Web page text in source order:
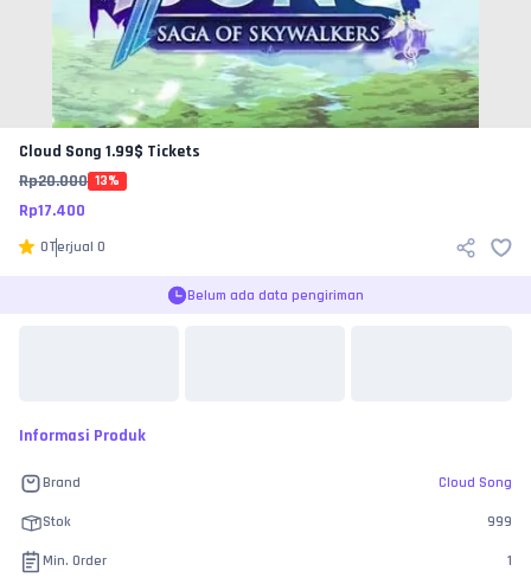
Cloud Song 1.99$ Tickets
Rp20.000 13%
Rp17.400
0Terjual 0
Belum ada data pengiriman
Informasi Produk
Brand Cloud Song
Stok 999
Min. Order 1